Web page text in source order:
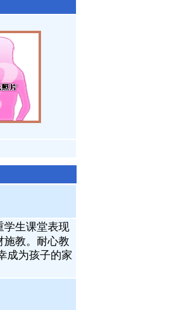
学生课堂表现
施教。耐心教
成为孩子的家